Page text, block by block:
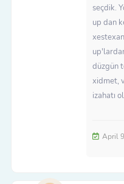
seçdik.
up dan
düzgün
xidmet,
izahatı
April